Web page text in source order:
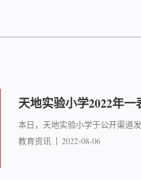
天地实验小学2022年一
本日，天地实验小学于公开渠道
教育资讯
2022-08-06